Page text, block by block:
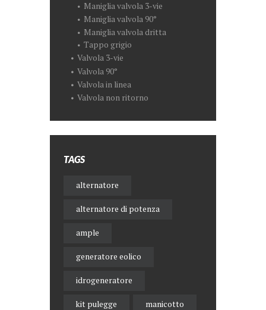
Maniglia valvola 3-vie
Maniglia valvola 90°
Maniglia valvola dritta
Tappo grigio
Valvola 3-vie
Valvola 90°
Valvola in linea
Valvola non ritorno
TAGS
alternatore
alternatore di potenza
ample
generatore eolico
idrogeneratore
kit pulegge manicotto